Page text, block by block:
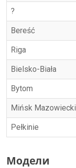
?
Bereść
Riga
Bielsko-Biała
Bytom
Mińsk Mazowiecki
Pełkinie
Модели